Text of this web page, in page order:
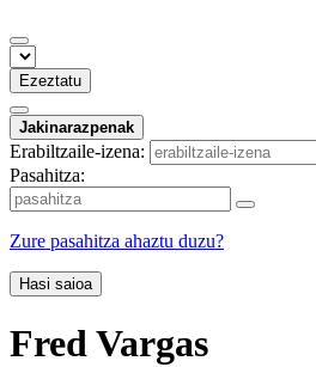
Ezeztatu
Jakinarazpenak
Erabiltzaile-izena:
Pasahitza:
Zure pasahitza ahaztu duzu?
Hasi saioa
Fred Vargas